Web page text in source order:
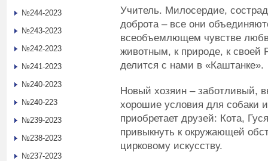
Учитель. Милосердие,
доброта – все они
всеобъемлющем чувстве
животным, к природе, к
делится с нами в «Каштанке».
Новый хозяин – заботливый,
хорошие условия для собаки
приобретает друзей: Кота,
привыкнуть к окружающей
цирковому искусству.
№244-2023
№243-2023
№242-2023
№241-2023
№240-2023
№240-223
№239-2023
№238-2023
№237-2023